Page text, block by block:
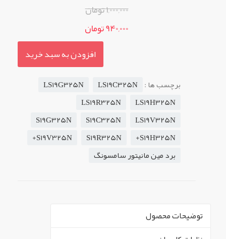
1,000,000 تومان
940,000 تومان
افزودن به سبد خرید
برچسب ها : LS19C325N
LS19G325N
LS19H325N
LS19R325N
LS19V325N
S19C325N
S19G325N
S19H325N+
S19R325N
S19V325N+
برد مین مانیتور سامسونگ
توضیحات محصول